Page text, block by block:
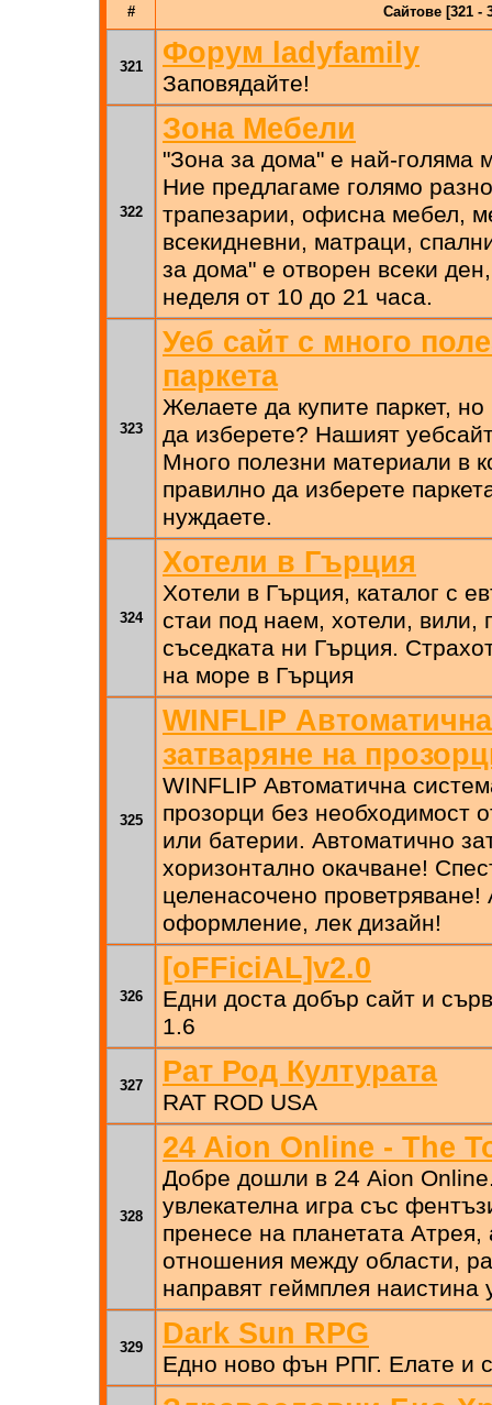
# Сайтове [321 -
321 Форум ladyfamily
Заповядайте!
322
Зона Мебели
"Зона за дома" е най-голяма
Ние предлагаме голямо
трапезарии, офисна мебел,
всекидневни, матраци,
за дома" е отворен всеки
неделя от 10 до 21 часа.
323
Уеб сайт с много
паркета
Желаете да купите паркет, но
да изберете? Нашият
Много полезни материали в
правилно да изберете
нуждаете.
324
Хотели в Гърция
Хотели в Гърция, каталог с
стаи под наем, хотели, вили,
съседката ни Гърция.
на море в Гърция
325
WINFLIP
затваряне на
WINFLIP Автоматична
прозорци без необходимост
или батерии. Автоматично
хоризонтално окачване!
целенасочено проветряване!
оформление, лек дизайн!
326
[oFFiciAL]v2.0
Едни доста добър сайт и
1.6
327 Рат Род Културата
RAT ROD USA
328
24 Aion Online - The
Добре дошли в 24 Aion
увлекателна игра със
пренесе на планетата Атрея,
отношения между области,
направят геймплея
329 Dark Sun RPG
Едно ново фън РПГ. Елате и